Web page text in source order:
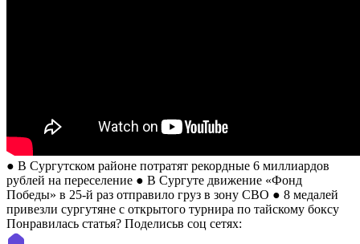
● В Сургутском районе потратят рекордные 6 миллиардов
рублей на переселение ● В Сургуте движение «Фонд
Победы» в 25-й раз отправило груз в зону СВО ● 8 медалей
привезли сургутяне с открытого турнира по тайскому боксу
Понравилась статья? Поделиcьв соц сетях: